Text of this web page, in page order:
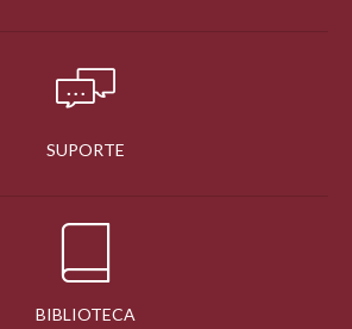
SUPORTE
BIBLIOTECA